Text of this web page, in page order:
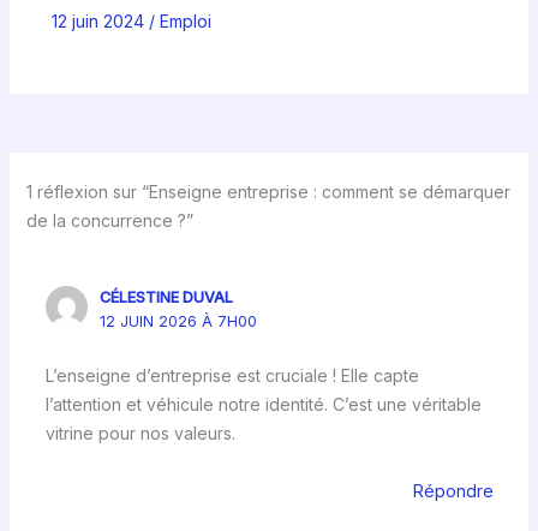
12 juin 2024 / Emploi
1 réflexion sur “Enseigne entreprise : comment se démarquer
de la concurrence ?”
CÉLESTINE DUVAL
12 JUIN 2026 À 7H00
L’enseigne d’entreprise est cruciale ! Elle capte
l’attention et véhicule notre identité. C’est une véritable
vitrine pour nos valeurs.
Répondre